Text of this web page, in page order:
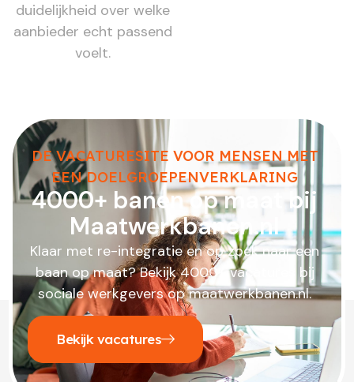
duidelijkheid over welke
aanbieder echt passend
voelt.
DE VACATURESITE VOOR MENSEN MET
EEN DOELGROEPENVERKLARING
4000+ banen op maat bij
Maatwerkbanen.nl
Klaar met re-integratie en op zoek naar een
baan op maat? Bekijk 4000+ vacatures bij
sociale werkgevers op maatwerkbanen.nl.
Bekijk vacatures